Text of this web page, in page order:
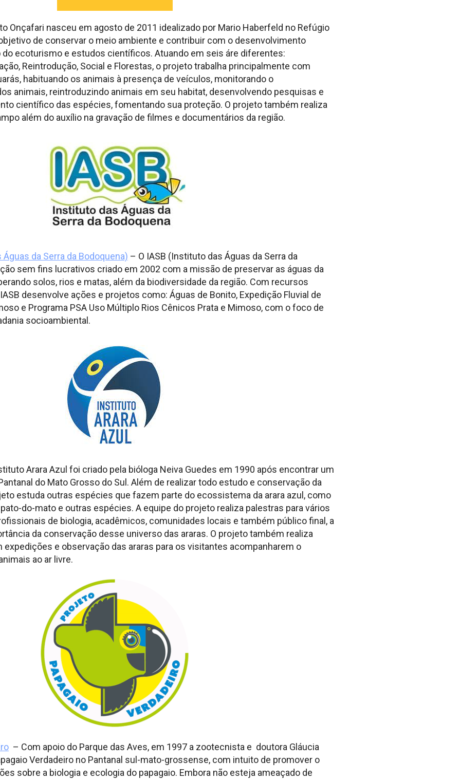
Onçafari nasceu em agosto de 2011 idealizado por Mario Haberfeld no Refúgio
de conservar o meio ambiente e contribuir com o desenvolvimento
ecoturismo e estudos científicos. Atuando em seis áre diferentes:
Reintrodução, Social e Florestas, o projeto trabalha principalmente com
habituando os animais à presença de veículos, monitorando o
animais, reintroduzindo animais em seu habitat, desenvolvendo pesquisas e
científico das espécies, fomentando sua proteção. O projeto também realiza
além do auxílio na gravação de filmes e documentários da região.
da Serra da Bodoquena) – O IASB (Instituto das Águas da Serra da
sem fins lucrativos criado em 2002 com a missão de preservar as águas da
solos, rios e matas, além da biodiversidade da região. Com recursos
desenvolve ações e projetos como: Águas de Bonito, Expedição Fluvial de
e Programa PSA Uso Múltiplo Rios Cênicos Prata e Mimoso, com o foco de
socioambiental.
Arara Azul foi criado pela bióloga Neiva Guedes em 1990 após encontrar um
do Mato Grosso do Sul. Além de realizar todo estudo e conservação da
estuda outras espécies que fazem parte do ecossistema da arara azul, como
do-mato e outras espécies. A equipe do projeto realiza palestras para vários
de biologia, acadêmicos, comunidades locais e também público final, a
da conservação desse universo das araras. O projeto também realiza
e observação das araras para os visitantes acompanharem o
ao ar livre.
– Com apoio do Parque das Aves, em 1997 a zootecnista e doutora Gláucia
Verdadeiro no Pantanal sul-mato-grossense, com intuito de promover o
sobre a biologia e ecologia do papagaio. Embora não esteja ameaçado de